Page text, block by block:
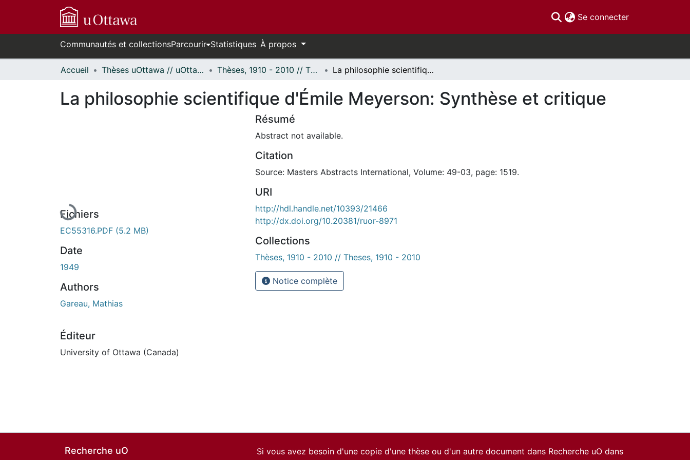
Se connecter(current)
Communautés et collectionsParcourir Statistiques À propos
Accueil Thèses uOttawa // uOttawa Theses Thèses, 1910 - 2010 // Theses, 1910 - 2010 La philosophie scientifique d'Émile Meyerson: Synthèse et critique
La philosophie scientifique d'Émile Meyerson: Synthèse et critique
Fichiers
EC55316.PDF (5.2 MB)
Date
1949
Authors
Gareau, Mathias
Éditeur
University of Ottawa (Canada)
Résumé
Abstract not available.
Citation
Source: Masters Abstracts International, Volume: 49-03, page: 1519.
URI
http://hdl.handle.net/10393/21466
http://dx.doi.org/10.20381/ruor-8971
Collections
Thèses, 1910 - 2010 // Theses, 1910 - 2010
Notice complète
Recherche uO
Si vous avez besoin d'une copie d'une thèse ou d'un autre document dans Recherche uO dans